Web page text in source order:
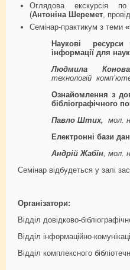
Оглядова екскурсія по
(Антоніна Шеремет ,
Семінар-практикум з теми
Наукові ресурси
інформації для
Людмила
технологій
Ознайомлення з
бібліографічного
Павло Штих, мол.
Електронні бази
Андрій Жабін, мол.
Семінар відбудеться у залі
Організатори:
Відділ довідково-
Відділ інформаційно-
Відділ комплексного